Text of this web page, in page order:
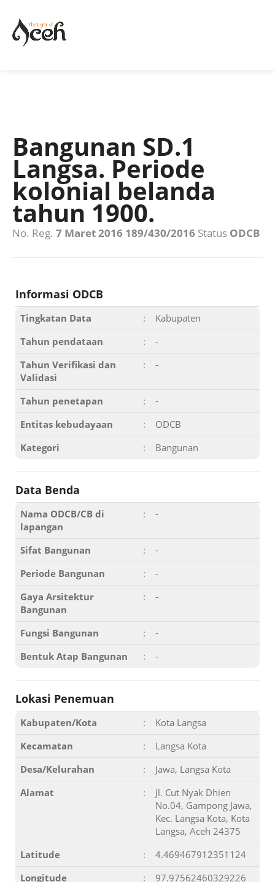
Bangunan SD.1
Langsa. Periode
kolonial belanda
tahun 1900.
No. Reg. 7 Maret 2016 189/430/2016 Status ODCB
Informasi ODCB
Tingkatan Data :
Kabupaten
Tahun pendataan
:
-
Tahun Verifikasi dan
Validasi
: -
Tahun penetapan :
-
Entitas kebudayaan
:
ODCB
Kategori
: Bangunan
Data Benda
Nama ODCB/CB di
lapangan
: -
Sifat Bangunan :
-
Periode Bangunan
:
-
Gaya Arsitektur
Bangunan
: -
Fungsi Bangunan :
-
Bentuk Atap Bangunan
: -
Lokasi Penemuan
Kabupaten/Kota :
Kota Langsa
Kecamatan
:
Langsa Kota
Desa/Kelurahan
:
Jawa, Langsa Kota
Alamat
:
Jl. Cut Nyak Dhien
No.04, Gampong Jawa,
Kec. Langsa Kota, Kota
Langsa, Aceh 24375
Latitude
:
4.469467912351124
Longitude
:
97.97562460329226